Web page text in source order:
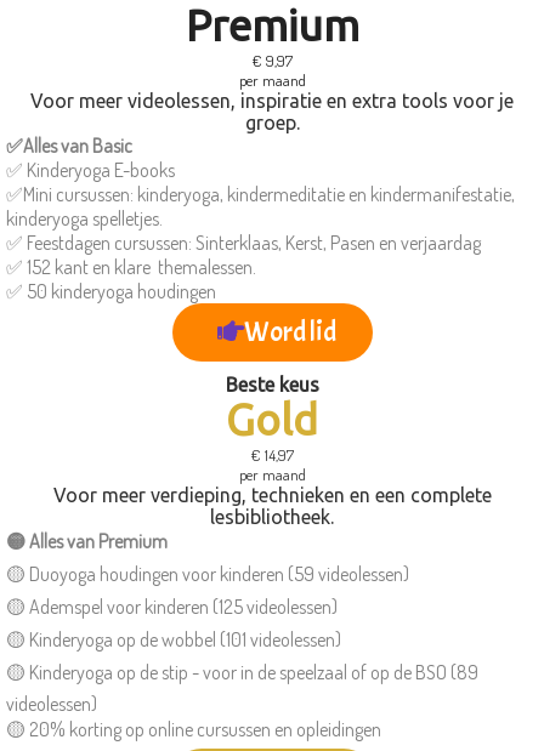
Premium
€ 9,97
per maand
Voor meer videolessen, inspiratie en extra tools voor je
groep.
✅Alles van Basic
✅ Kinderyoga E-books
✅Mini cursussen: kinderyoga, kindermeditatie en kindermanifestatie,
kinderyoga spelletjes.
✅ Feestdagen cursussen: Sinterklaas, Kerst, Pasen en verjaardag
✅ 152 kant en klare themalessen.
✅ 50 kinderyoga houdingen
Word lid
Beste keus
Gold
€ 14,97
per maand
Voor meer verdieping, technieken en een complete
lesbibliotheek.
🟡 Alles van Premium
🟡 Duoyoga houdingen voor kinderen (59 videolessen)
🟡 Ademspel voor kinderen (125 videolessen)
🟡 Kinderyoga op de wobbel (101 videolessen)
🟡 Kinderyoga op de stip - voor in de speelzaal of op de BSO (89
videolessen)
🟡 20% korting op online cursussen en opleidingen